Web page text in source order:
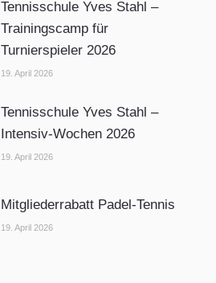
Tennisschule Yves Stahl –
Trainingscamp für
Turnierspieler 2026
19. April 2026
Tennisschule Yves Stahl –
Intensiv-Wochen 2026
19. April 2026
Mitgliederrabatt Padel-Tennis
19. April 2026